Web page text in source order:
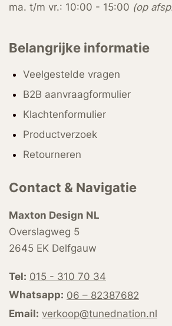
ma. t/m vr.: 10:00 - 15:00 (op
Belangrijke informatie
Veelgestelde vragen
B2B aanvraagformulier
Klachtenformulier
Productverzoek
Retourneren
Contact & Navigatie
Maxton Design NL
Overslagweg 5
2645 EK Delfgauw
Tel: 015 - 310 70 34
Whatsapp: 06 – 82387682
Email: verkoop@tunednation.nl